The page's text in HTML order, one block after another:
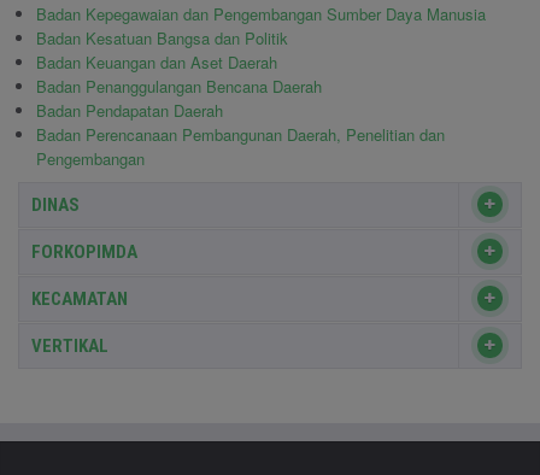
Badan Kepegawaian dan Pengembangan Sumber Daya Manusia
Badan Kesatuan Bangsa dan Politik
Badan Keuangan dan Aset Daerah
Badan Penanggulangan Bencana Daerah
Badan Pendapatan Daerah
Badan Perencanaan Pembangunan Daerah, Penelitian dan
Pengembangan
DINAS
FORKOPIMDA
KECAMATAN
VERTIKAL